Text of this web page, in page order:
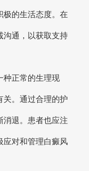
极的生活态度。在
沟通，以获取支持
正常的生理现
关。通过合理的护
消退。患者也应注
应对和管理白癜风